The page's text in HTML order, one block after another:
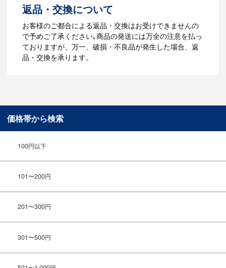
ご利用ガイドをもっとみる
返品・交換について
お客様のご都合による返品・交換はお受けできませんの
で予めご了承ください｡商品の発送には万全の注意を払っ
ておりますが、万一、破損・不良品が発生した場合、返
品・交換を承ります。
価格帯から検索
100円以下
101〜200円
201〜300円
301〜500円